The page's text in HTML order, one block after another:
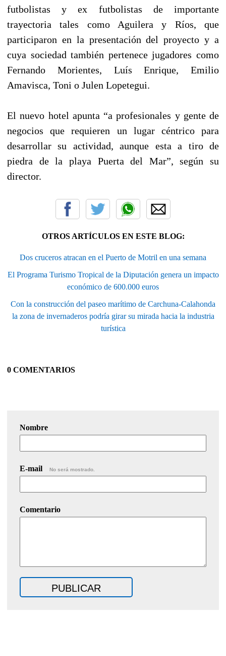
futbolistas y ex futbolistas de importante
trayectoria tales como Aguilera y Ríos, que
participaron en la presentación del proyecto y a
cuya sociedad también pertenece jugadores como
Fernando Morientes, Luís Enrique, Emilio
Amavisca, Toni o Julen Lopetegui.
El nuevo hotel apunta “a profesionales y gente de
negocios que requieren un lugar céntrico para
desarrollar su actividad, aunque esta a tiro de
piedra de la playa Puerta del Mar”, según su
director.
OTROS ARTÍCULOS EN ESTE BLOG:
Dos cruceros atracan en el Puerto de Motril en una semana
El Programa Turismo Tropical de la Diputación genera un impacto
económico de 600.000 euros
Con la construcción del paseo marítimo de Carchuna-Calahonda
la zona de invernaderos podría girar su mirada hacia la industria
turística
0 COMENTARIOS
Nombre
E-mail No será mostrado.
Comentario